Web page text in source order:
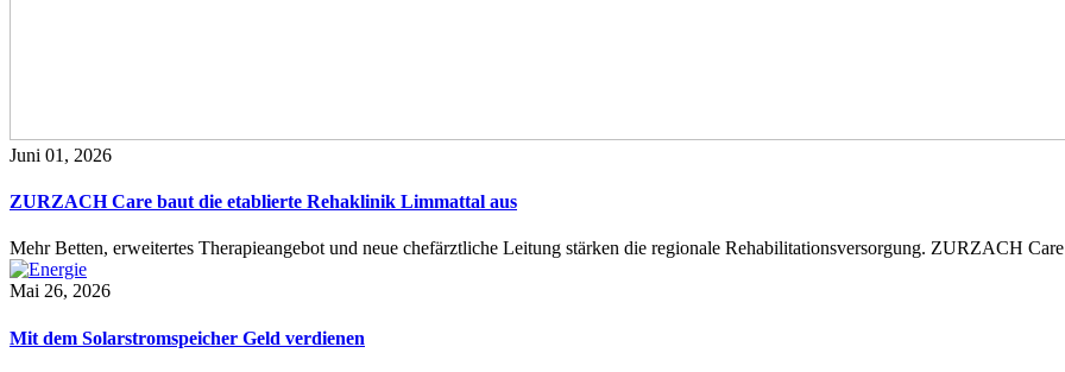
Juni 01, 2026
ZURZACH Care baut die etablierte Rehaklinik Limmattal aus
Mehr Betten, erweitertes Therapieangebot und neue chefärztliche Leitung stärken die regionale Rehabilitationsversorgung. ZURZACH
Mai 26, 2026
Mit dem Solarstromspeicher Geld verdienen